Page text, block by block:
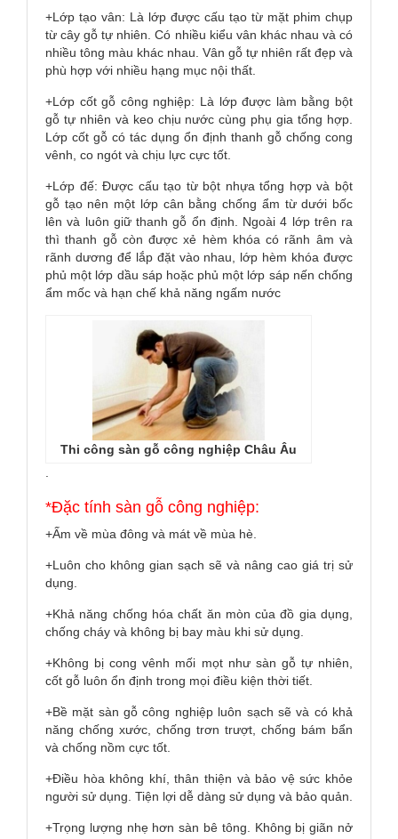
+Lớp bề mặt: Là lớp được cấu tạo từ bột nhựa trong
suốt phủ công nghệ ô xít nhôm chống xước, chống
trơn, chống nước và chống bám bẩn, bám khuẩn.
từ cây gỗ tự nhiên. Có nhiều kiểu vân khác nhau và có
nhiều tông màu khác nhau. Vân gỗ tự nhiên rất đẹp và
phù hợp với nhiều hạng mục nội thất.
gỗ tự nhiên và keo chịu nước cùng phụ gia tổng hợp.
Lớp cốt gỗ có tác dụng ổn định thanh gỗ chống cong
vênh, co ngót và chịu lực cực tốt.
+Lớp đế: Được cấu tạo từ bột nhựa tổng hợp và bột
gỗ tạo nên một lớp cân bằng chống ẩm từ dưới bốc
lên và luôn giữ thanh gỗ ổn định. Ngoài 4 lớp trên ra
rãnh dương để lắp đặt vào nhau, lớp hèm khóa được
phủ một lớp dầu sáp hoặc phủ một lớp sáp nến chống
ẩm mốc và hạn chế khả năng ngấm nước
Thi công sàn gỗ công nghiệp Châu Âu
*Đặc tính sàn gỗ công nghiệp:
+Ấm về mùa đông và mát về mùa hè.
dụng.
+Khả năng chống hóa chất ăn mòn của đồ gia dụng,
+Không bị cong vênh mối mọt như sàn gỗ tự nhiên,